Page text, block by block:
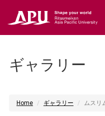
ギャラリー
Home ギャラリー ムスリ